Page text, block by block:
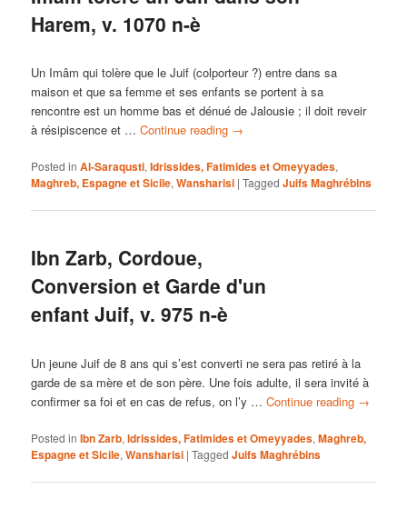
Harem, v. 1070 n-è
Un Imâm qui tolère que le Juif (colporteur ?) entre dans sa
maison et que sa femme et ses enfants se portent à sa
rencontre est un homme bas et dénué de Jalousie ; il doit reveir
à résipiscence et …Continue reading →
Posted in Al-Saraqusti,Idrissides, Fatimides et Omeyyades,
Maghreb, Espagne et Sicile,Wansharisi |Tagged Juifs Maghrébins
Ibn Zarb, Cordoue,
Conversion et Garde d'un
enfant Juif, v. 975 n-è
Un jeune Juif de 8 ans qui s’est converti ne sera pas retiré à la
garde de sa mère et de son père. Une fois adulte, il sera invité à
confirmer sa foi et en cas de refus, on l’y …Continue reading →
Posted in Ibn Zarb,Idrissides, Fatimides et Omeyyades,Maghreb,
Espagne et Sicile,Wansharisi |Tagged Juifs Maghrébins